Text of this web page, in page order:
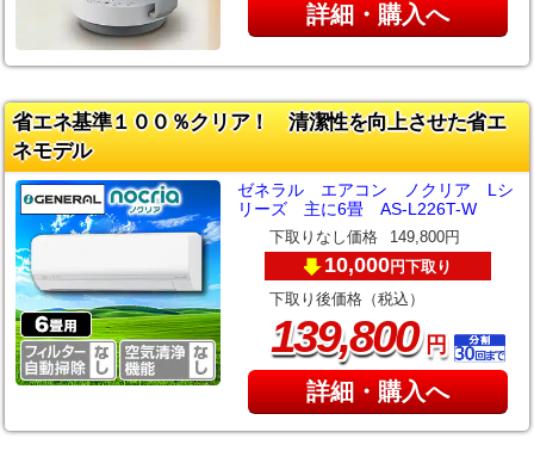
詳細・購入へ
省エネ基準１００％クリア！ 清潔性を向上させた省エ
ネモデル
ゼネラル エアコン ノクリア Lシ
リーズ 主に6畳 AS-L226T-W
下取りなし価格 149,800円
10,000円下取り
下取り後価格（税込）
139,800円
詳細・購入へ